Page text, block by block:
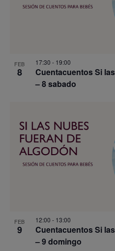
View
FEB
8
Cuentacuentos Si
– 8 sabado
17:30 - 19:00
FEB
9
Cuentacuentos Si
– 9 domingo
12:00 - 13:00